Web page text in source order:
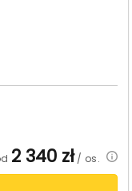
2 340 zł/ os.